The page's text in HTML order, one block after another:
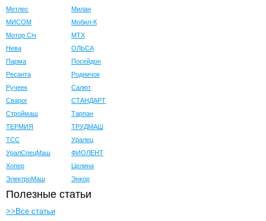
Метлес
Милан
МИСОМ
Мобил-К
Мотор Сiч
МТХ
Нева
ОЛЬСА
Парма
Посейдон
Ресанта
Родничок
Ручеек
Салют
Сварог
СТАНДАРТ
Строймаш
Тарпан
ТЕРМИЯ
ТРУДМАШ
ТСС
Уралец
УралСпецМаш
ФИОЛЕНТ
Хопер
Целина
ЭлектроМаш
Энкор
Полезные статьи
>>Все статьи